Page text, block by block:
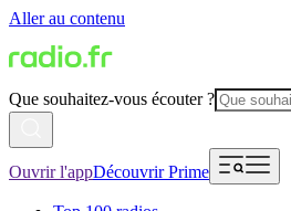
Aller au contenu
Que souhaitez-vous écouter ?
Ouvrir l'appDécouvrir Prime